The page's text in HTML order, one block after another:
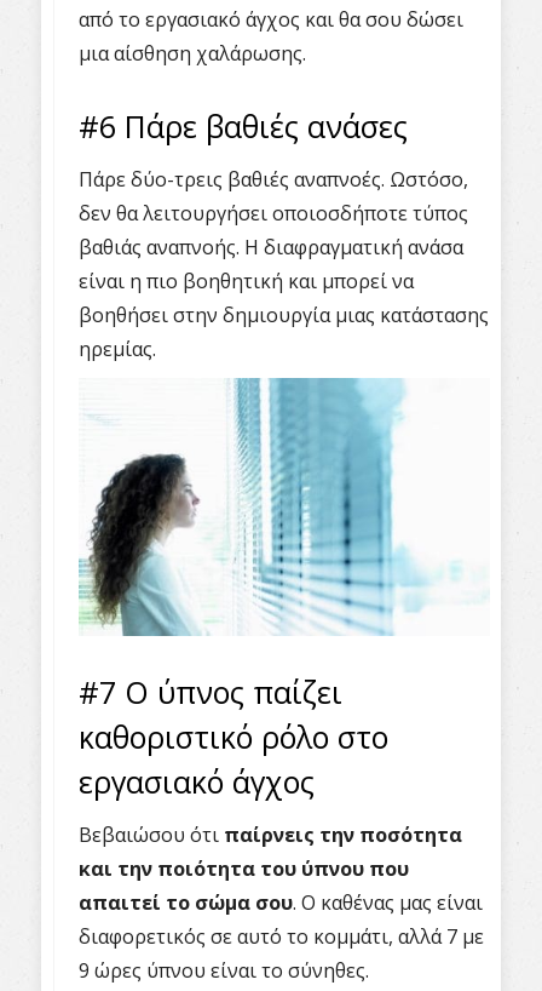
από το εργασιακό άγχος και θα σου δώσει
μια αίσθηση χαλάρωσης.
#6 Πάρε βαθιές ανάσες
Πάρε δύο-τρεις βαθιές αναπνοές. Ωστόσο,
δεν θα λειτουργήσει οποιοσδήποτε τύπος
βαθιάς αναπνοής. Η διαφραγματική ανάσα
είναι η πιο βοηθητική και μπορεί να
βοηθήσει στην δημιουργία μιας κατάστασης
ηρεμίας.
#7 Ο ύπνος παίζει
καθοριστικό ρόλο στο
εργασιακό άγχος
Βεβαιώσου ότι παίρνεις την ποσότητα
και την ποιότητα του ύπνου που
απαιτεί το σώμα σου. Ο καθένας μας είναι
διαφορετικός σε αυτό το κομμάτι, αλλά 7 με
9 ώρες ύπνου είναι το σύνηθες.